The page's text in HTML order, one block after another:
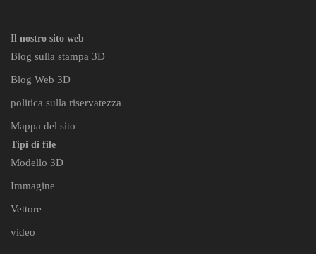
Il nostro sito web
Blog sulla stampa 3D
Blog Web 3D
politica sulla riservatezza
Mappa del sito
Tipi di file
Modello 3D
Immagine
Vettore
video